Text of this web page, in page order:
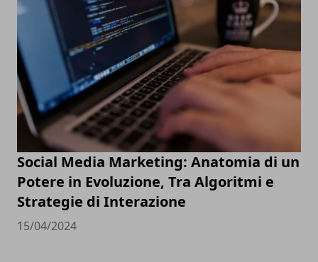
Social Media Marketing: Anatomia di un
Potere in Evoluzione, Tra Algoritmi e
Strategie di Interazione
15/04/2024